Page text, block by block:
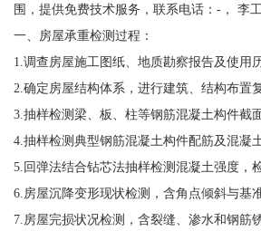
围，提供免费技术服务，联系电话：-， 李工
一、房屋承重检测过程：
1.调查房屋施工图纸、地质勘察报告及使用
2.确定房屋结构体系，进行建筑、结构布置
3.抽样检测梁、板、柱等钢筋混凝土构件截
4.抽样检测典型钢筋混凝土构件配筋及混凝
5.回弹法结合钻芯法抽样检测混凝土强度，
6.房屋沉降变形现状检测，含角点倾斜与基
7.房屋完损状况检测，含裂缝、渗水和钢筋